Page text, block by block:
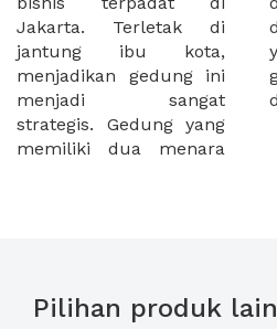
Jakarta. Terletak di
jantung ibu kota,
menjadikan gedung ini
menjadi sangat
strategis. Gedung yang
memiliki dua menara
dikeliling dengan taman
yang indah, menjadikan
gedung ini sangat ikonik
Pilihan produk